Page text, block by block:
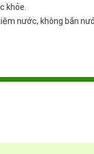
khỏe.
nước, không bắn